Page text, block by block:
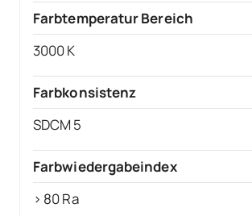
Farbtemperatur Bereich
3000 K
Farbkonsistenz
SDCM 5
Farbwiedergabeindex
> 80 Ra